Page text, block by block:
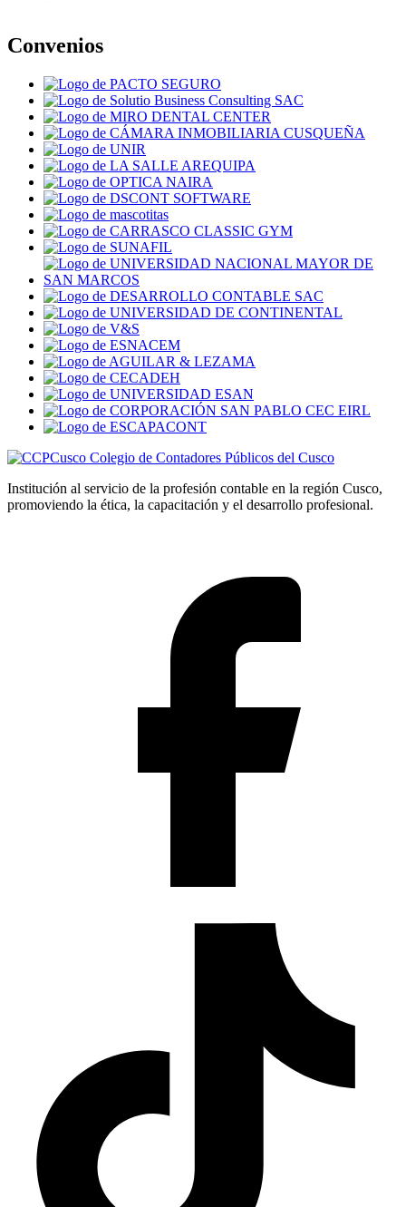
Convenios
Colegio de Contadores Públicos del Cusco
Institución al servicio de la profesión contable en la región Cusco,
promoviendo la ética, la capacitación y el desarrollo profesional.